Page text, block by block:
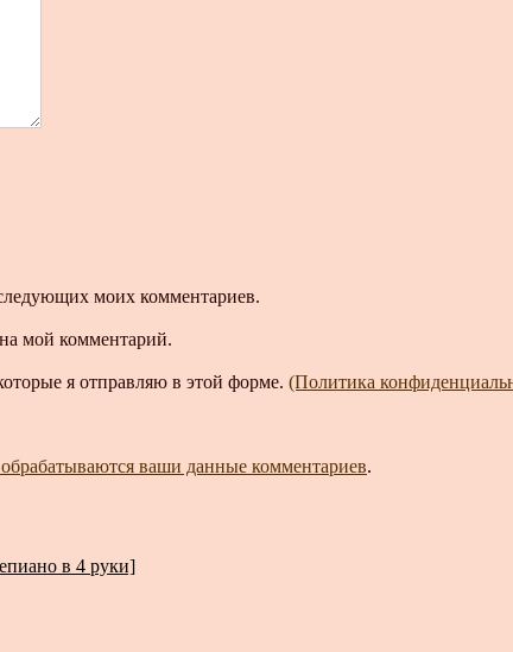
моих комментариев.
мой комментарий.
я отправляю в этой форме. (Политика
ваши данные комментариев.
в 4 руки]